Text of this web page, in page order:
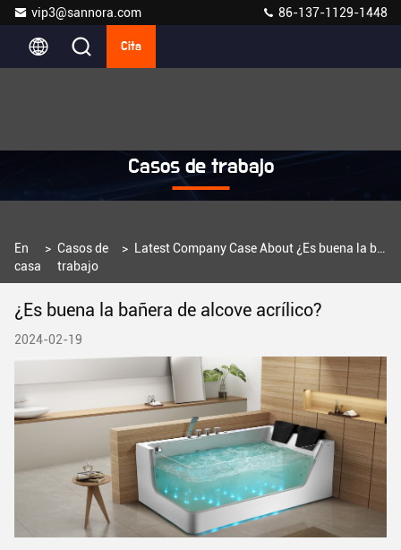
vip3@sannora.com 86-137-1129-1448
Cita
Casos de trabajo
En
casa
> Casos de
trabajo
>
¿Es buena la bañera de alcove acrílico?
2024-02-19